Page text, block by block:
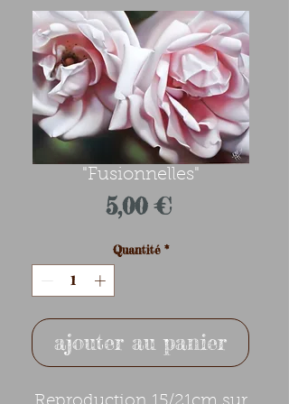
"Fusionnelles"
5,00 €Prix
Quantité *
ajouter au panier